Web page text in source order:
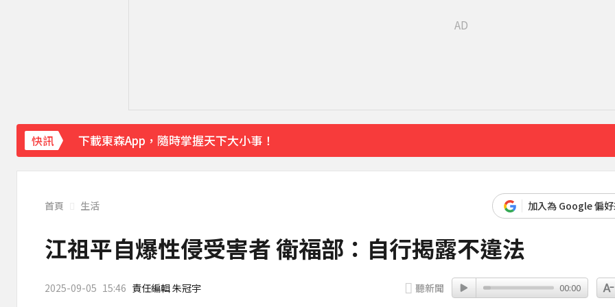
快訊
下載東森App，隨時掌握天下大小事！
《理財達人秀》X 安聯投信免費講座報名中！搶先卡位 2027
首頁 生活 加入為 Google 偏
江祖平自爆性侵受害者 衛福部：自行揭露不違法
2025-09-05 15:46 責任編輯 朱冠宇 聽新聞 00:00